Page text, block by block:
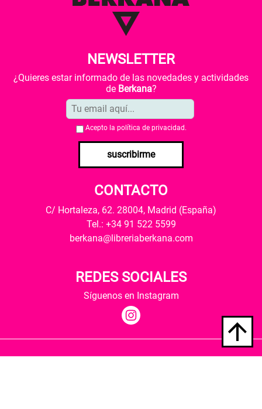
NEWSLETTER
¿Quieres estar informado de las novedades y actividades
de Berkana?
Acepto la política de privacidad .
suscribirme
CONTACTO
C/ Hortaleza, 62. 28004, Madrid (España)
Tel.: +34 91 522 5599
berkana@libreriaberkana.com
REDES SOCIALES
Síguenos en Instagram